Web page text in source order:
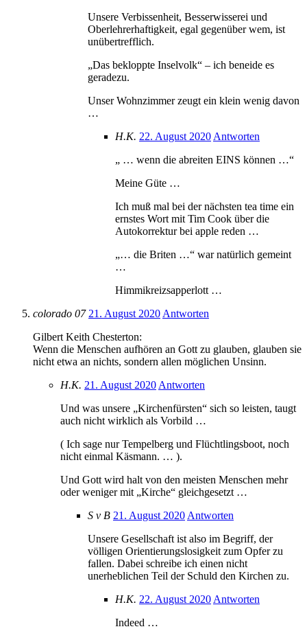
Unsere Verbissenheit, Besserwisserei und
Oberlehrerhaftigkeit, egal gegenüber wem, ist
unübertrefflich.
„Das bekloppte Inselvolk“ – ich beneide es
geradezu.
Unser Wohnzimmer zeugt ein klein wenig davon
…
H.K. 22. August 2020 Antworten
„ … wenn die abreiten EINS können …“
Meine Güte …
Ich muß mal bei der nächsten tea time ein
ernstes Wort mit Tim Cook über die
Autokorrektur bei apple reden …
„… die Briten …“ war natürlich gemeint
…
Himmikreizsapperlott …
colorado 07 21. August 2020 Antworten
Gilbert Keith Chesterton:
Wenn die Menschen aufhören an Gott zu glauben, glauben sie
nicht etwa an nichts, sondern allen möglichen Unsinn.
H.K. 21. August 2020 Antworten
Und was unsere „Kirchenfürsten“ sich so leisten, taugt
auch nicht wirklich als Vorbild …
( Ich sage nur Tempelberg und Flüchtlingsboot, noch
nicht einmal Käsmann. … ).
Und Gott wird halt von den meisten Menschen mehr
oder weniger mit „Kirche“ gleichgesetzt …
S v B 21. August 2020 Antworten
Unsere Gesellschaft ist also im Begriff, der
völligen Orientierungslosigkeit zum Opfer zu
fallen. Dabei schreibe ich einen nicht
unerheblichen Teil der Schuld den Kirchen zu.
H.K. 22. August 2020 Antworten
Indeed …